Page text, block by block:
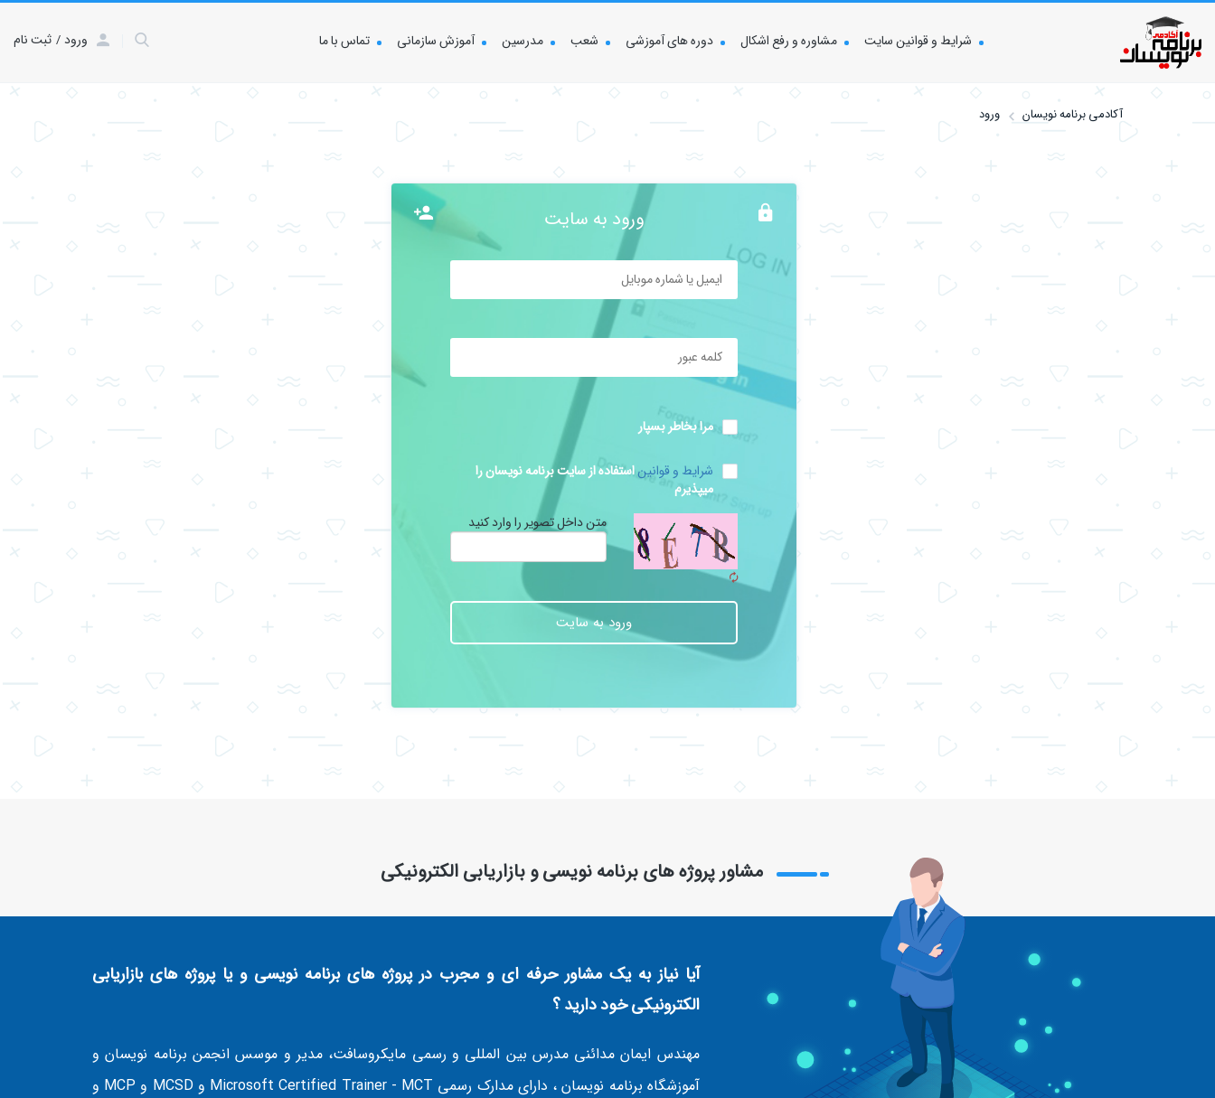
شرایط و قوانین سایت مشاوره و رفع اشکال دوره های آموزشی شعب مدرسین آموزش سازمانی تماس با ما ورود ثبت نام
آکادمی برنامه نویسان ورود
ورود به سایت
مرا بخاطر بسپار
شرایط و قوانیناستفاده از سایت برنامه نویسان را
میپذیرم
متن داخل تصویر را وارد کنید
ورود به سایت
مشاور پروژه های برنامه نویسی و بازاریابی الکترونیکی
آیا نیاز به یک مشاور حرفه ای و مجرب در پروژه های برنامه نویسی و یا پروژه های بازاریابی
الکترونیکی خود دارید ؟
مهندس ایمان مدائنی مدرس بین المللی و رسمی مایکروسافت، مدیر و موسس انجمن برنامه نویسان و
آموزشگاه برنامه نویسان ، دارای مدارک رسمی Microsoft Certified Trainer - MCT و MCSD و MCP و